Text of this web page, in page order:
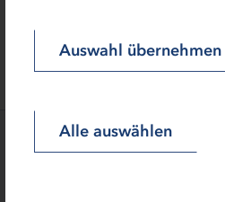
Auswahl übernehmen
Alle auswählen
foerderlotsen[at]ib-sh.de